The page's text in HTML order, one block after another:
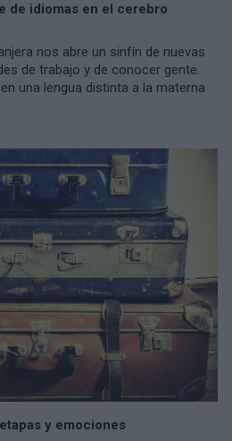
de idiomas en el cerebro
nos abre un sinfín de nuevas
de trabajo y de conocer gente.
una lengua distinta a la materna
y emociones